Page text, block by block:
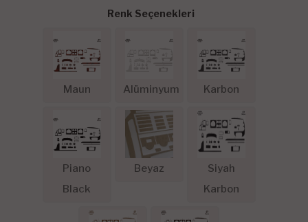
Renk Seçenekleri
Maun Alüminyum Karbon
Piano
Black
Beyaz
Siyah
Karbon